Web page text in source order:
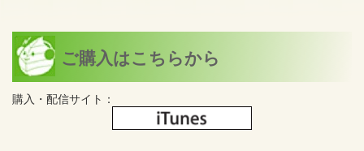
ご購入はこちらから
購入・配信サイト：